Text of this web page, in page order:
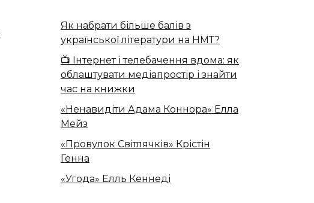
Як набрати більше балів з
української літератури на НМТ?
📺 Інтернет і телебачення вдома: як
облаштувати медіапростір і знайти
час на книжки
«Ненавидіти Адама Коннора» Елла
Мейз
«Провулок Світлячків» Крістін
Генна
«Угода» Елль Кеннеді